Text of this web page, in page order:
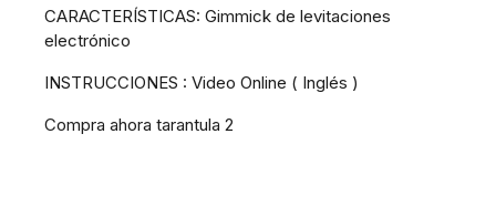
CARACTERÍSTICAS: Gimmick de levitaciones
electrónico
INSTRUCCIONES : Video Online ( Inglés )
Compra ahora tarantula 2